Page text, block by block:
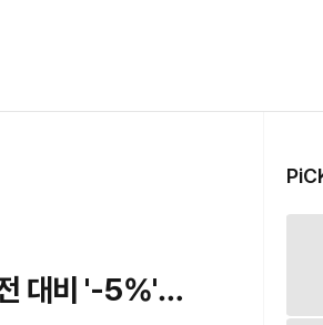
전 대비 '-5%'…